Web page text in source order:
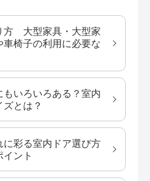
方 大型家具・大型家
車椅子の利用に必要な
もいろいろある？室内
ズとは？
に彩る室内ドア選び方
ント